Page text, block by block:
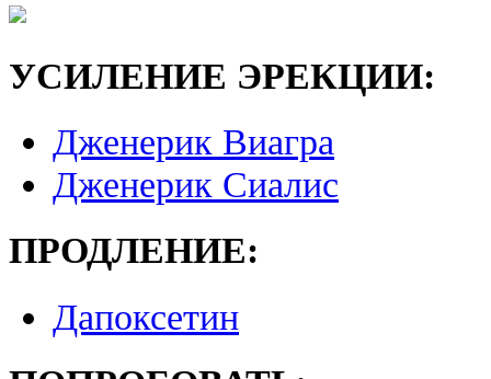
УСИЛЕНИЕ ЭРЕКЦИИ:
Дженерик Виагра
Дженерик Сиалис
ПРОДЛЕНИЕ:
Дапоксетин